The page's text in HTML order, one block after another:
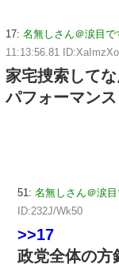
17: 名無しさん＠涙目
11:13:56.81
家宅捜索して
パフォーマン
51: 名無しさん＠涙
ID:232J/Wk50
>>17
政党全体の方